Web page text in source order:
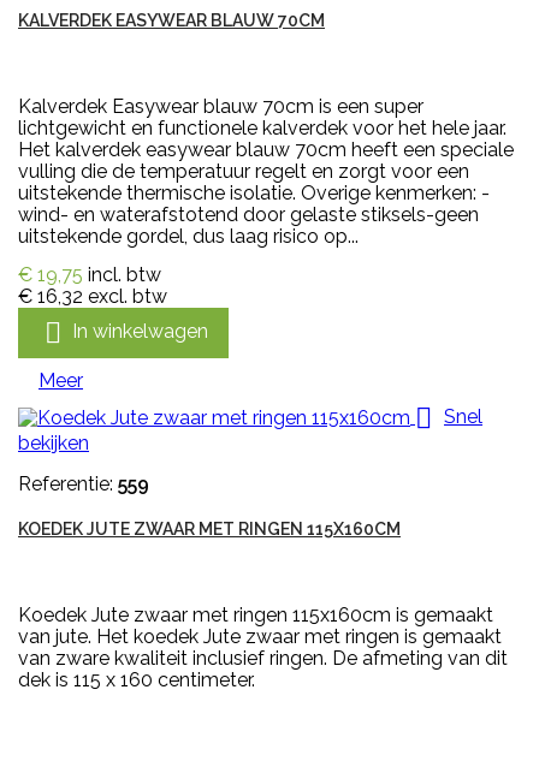
KALVERDEK EASYWEAR BLAUW 70CM
Kalverdek Easywear blauw 70cm is een super
lichtgewicht en functionele kalverdek voor het hele jaar.
Het kalverdek easywear blauw 70cm heeft een speciale
vulling die de temperatuur regelt en zorgt voor een
uitstekende thermische isolatie. Overige kenmerken: -
wind- en waterafstotend door gelaste stiksels-geen
uitstekende gordel, dus laag risico op...
€ 19,75 incl. btw
€ 16,32 excl. btw
 In winkelwagen
Meer
 Snel
bekijken
Referentie: 559
KOEDEK JUTE ZWAAR MET RINGEN 115X160CM
Koedek Jute zwaar met ringen 115x160cm is gemaakt
van jute. Het koedek Jute zwaar met ringen is gemaakt
van zware kwaliteit inclusief ringen. De afmeting van dit
dek is 115 x 160 centimeter.